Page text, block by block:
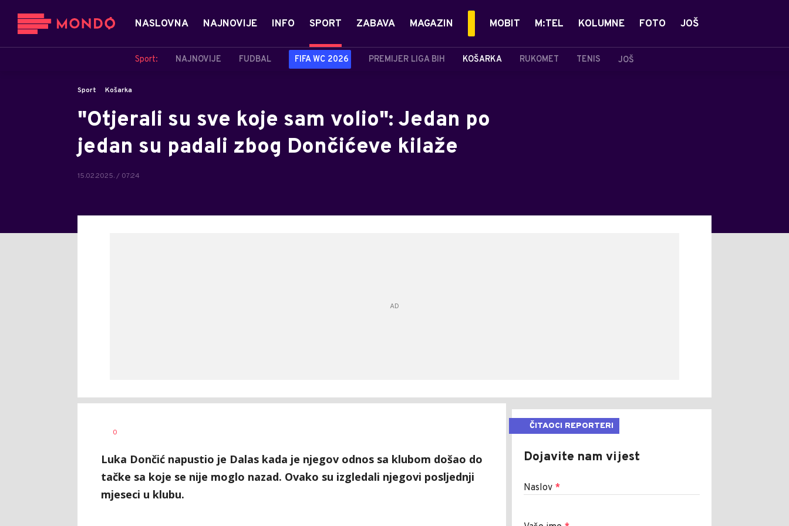
NASLOVNA NAJNOVIJE INFO SPORT
Sport: NAJNOVIJE FUDBAL FIFA WC 2026 PREMIJER LIGA BIH KOŠARKA RUKOMET TENIS JOŠ
ZABAVA MAGAZIN MOBIT M:TEL KOLUMNE FOTO JOŠ
Sport Košarka
"Otjerali su sve koje sam volio": Jedan po
jedan su padali zbog Dončićeve kilaže
15.02.2025. / 07:24
AUTOR
0
Luka Dončić napustio je Dalas kada je njegov odnos sa klubom došao do
tačke sa koje se nije moglo nazad. Ovako su izgledali njegovi posljednji
mjeseci u klubu.
ČITAOCI REPORTERI
Dojavite nam vijest
Naslov *